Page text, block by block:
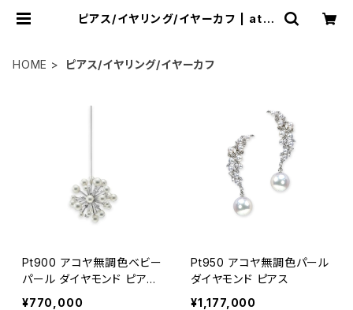
ピアス/イヤリング/イヤーカフ | atel
HOME ピアス/イヤリング/イヤーカフ
Pt900 アコヤ無調色ベビー
パール ダイヤモンド ピアス
（片方）
¥770,000
Pt950 アコヤ無調色パール
ダイヤモンド ピアス
¥1,177,000